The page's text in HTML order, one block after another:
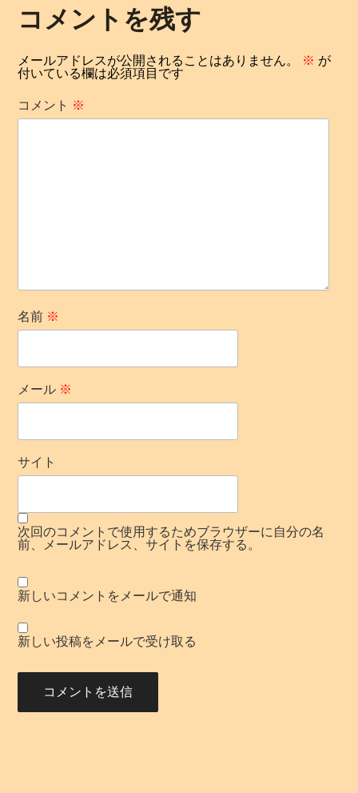
ー
シ
ョ
ン
コメントを残す
メールアドレスが公開されることはありません。 ※ が
付いている欄は必須項目です
コメント ※
名前 ※
メール ※
サイト
次回のコメントで使用するためブラウザーに自分の名
前、メールアドレス、サイトを保存する。
新しいコメントをメールで通知
新しい投稿をメールで受け取る